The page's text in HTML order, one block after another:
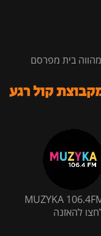
בית מפרסם
קול רגע
MUZYKA
להאזנה